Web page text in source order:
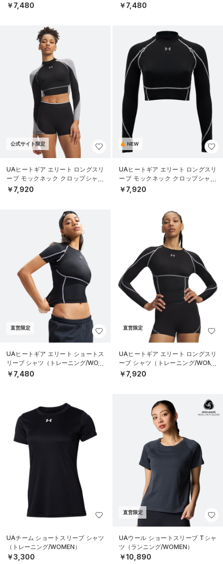
￥7,480 ￥7,480
公式サイト限定
UAヒートギア エリート ロングスリ
ーブ モックネック クロップシャツ
（トレーニング/WOMEN）
￥7,920
NEW
UAヒートギア エリート ロングスリ
ーブ モックネック クロップシャツ
（トレーニング/WOMEN）
￥7,920
直営限定
UAヒートギア エリート ショートス
リーブ シャツ（トレーニング/WOM
EN）
￥7,480
直営限定
UAヒートギア エリート ロングスリ
ーブ シャツ（トレーニング/WOME
N）
￥7,920
UAチーム ショートスリーブ シャツ
（トレーニング/WOMEN）
￥3,300
直営限定
UAウール ショートスリーブ Tシャ
ツ（ランニング/WOMEN）
￥10,890